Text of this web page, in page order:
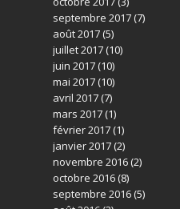
septembre 2017(7)
août 2017(5)
juillet 2017(10)
juin 2017(10)
mai 2017(10)
avril 2017(7)
mars 2017(1)
février 2017(1)
janvier 2017(2)
novembre 2016(2)
octobre 2016(8)
septembre 2016(5)